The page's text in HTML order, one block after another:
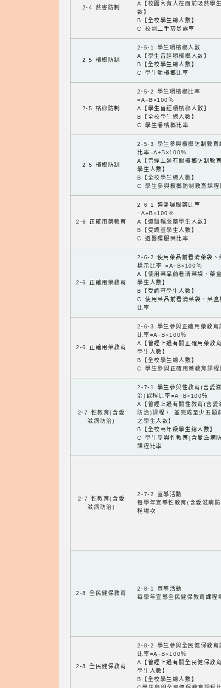
2-4 菸害防制
A【校園內有人在面前吸菸學
數】
B【全校學生總人數】
C 校園二手菸暴露率
2-5 檳榔防制
2-5-1 學生嚼檳榔人數
A【學生曾經嚼檳榔人數】
B【全校學生總人數】
C 學生嚼檳榔比率
2-5 檳榔防制
2-5-2 學生嚼檳榔比率
=A÷B×100％
A【學生曾經嚼檳榔人數】
B【全校學生總人數】
C 學生嚼檳榔比率
2-5 檳榔防制
2-5-3 學生參與檳榔防制教育
比率=A÷B×100％
A【曾經上過有關檳榔防制教
學生人數】
B【全校學生總人數】
C 學生參與檳榔防制教育課程
2-6 正確用藥教育
2-6-1 遵醫囑服藥比率
=A÷B×100％
A【遵醫囑服藥學生人數】
B【受調查學生人數】
C 遵醫囑服藥比率
2-6 正確用藥教育
2-6-2 使用藥品前看清藥袋、
標示比率 =A÷B×100％
A【使用藥品前看清藥袋、藥
學生人數】
B【受調查學生人數】
C 使用藥品前看清藥袋、藥盒
比率
2-6 正確用藥教育
2-6-3 學生參與正確用藥教育
比率=A÷B×100％
A【曾經上過有關正確用藥教
學生人數】
B【全校學生總人數】
C 學生參與正確用藥教育課程
2-7 性教育(含愛
滋病防治)
2-7-1 學生參與性教育(含愛
治)課程比率=A÷B×100％
A【曾經上過有關性教育(含愛
防治)課程， 並完成至少五題
之學生人數】
B【全校高年級學生總人數】
C 學生參與性教育(含愛滋病
課程比率
2-7 性教育(含愛
滋病防治)
2-7-2 宣導活動
每學年宣導性教育(含愛滋病
程場次
2-8 全民健保教育
2-8-1 宣導活動
每學年宣導全民健保教育課程
2-8 全民健保教育
2-8-2 學生參與全民健保教育
比率=A÷B×100％
A【曾經上過有關全民健保教
學生人數】
B【全校學生總人數】